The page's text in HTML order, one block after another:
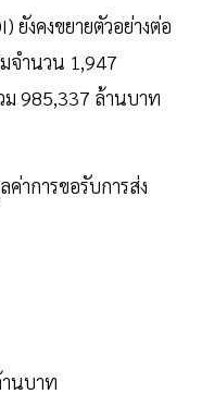
ยังคงขยายตัวอย่างต่อ
มจำนวน 1,947
ม 985,337 ล้านบาท
าการขอรับการส่ง
นบาท